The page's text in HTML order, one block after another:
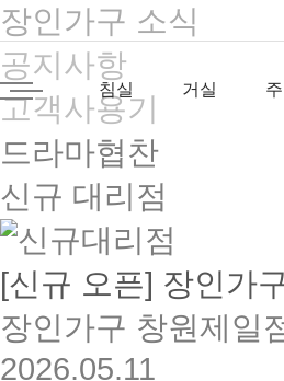
침실 거실
장인가구 소식
공지사항
고객사용기
드라마협찬
신규 대리점
[신규 오픈] 장인가
장인가구 창원제일
2026.05.11